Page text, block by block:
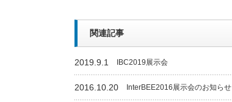
関連記事
2019.9.1 IBC2019展示会
2016.10.20 InterBEE2016展示会のお知らせ